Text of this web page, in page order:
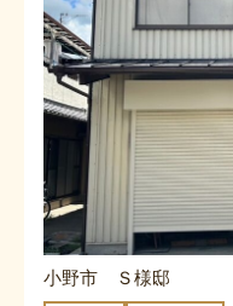
小野市 Ｓ様邸